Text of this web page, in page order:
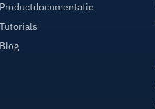
Productdocumentatie
Tutorials
Blog